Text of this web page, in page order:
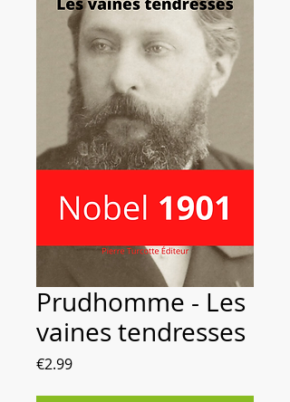
Prudhomme - Les
vaines tendresses
€2.99Price